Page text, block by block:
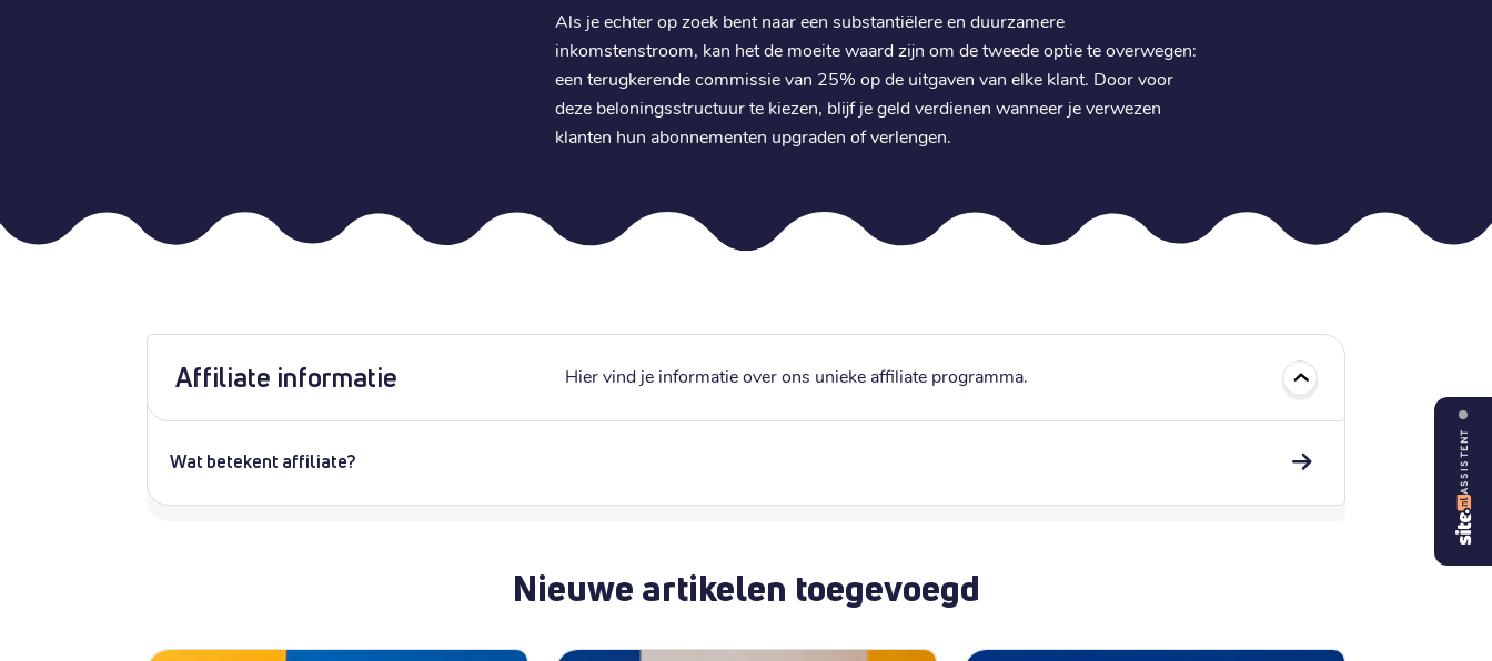
Als je echter op zoek bent naar een substantiëlere en duurzamere
inkomstenstroom, kan het de moeite waard zijn om de tweede optie te overwegen:
een terugkerende commissie van 25% op de uitgaven van elke klant. Door voor
deze beloningsstructuur te kiezen, blijf je geld verdienen wanneer je verwezen
klanten hun abonnementen upgraden of verlengen.
Affiliate informatie Hier vind je informatie over ons unieke affiliate programma.
Wat betekent affiliate?
Nieuwe artikelen toegevoegd
ASSISTENT